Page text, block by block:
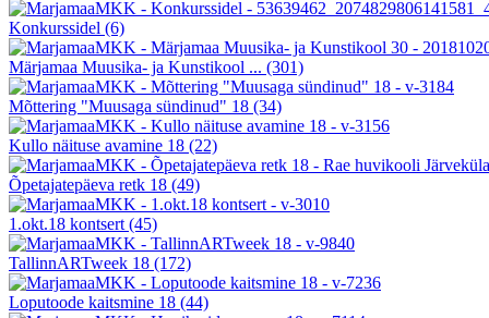
Konkurssidel (6)
Märjamaa Muusika- ja Kunstikool ... (301)
Mõttering "Muusaga sündinud" 18 (34)
Kullo näituse avamine 18 (22)
Õpetajatepäeva retk 18 (49)
1.okt.18 kontsert (45)
TallinnARTweek 18 (172)
Loputoode kaitsmine 18 (44)